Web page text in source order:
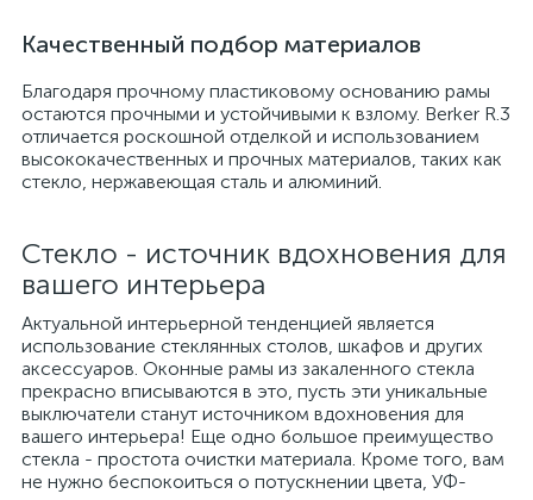
Качественный подбор материалов
Благодаря прочному пластиковому основанию рамы
остаются прочными и устойчивыми к взлому. Berker R.3
отличается роскошной отделкой и использованием
высококачественных и прочных материалов, таких как
стекло, нержавеющая сталь и алюминий.
Стекло - источник вдохновения для
вашего интерьера
Актуальной интерьерной тенденцией является
использование стеклянных столов, шкафов и других
аксессуаров. Оконные рамы из закаленного стекла
прекрасно вписываются в это, пусть эти уникальные
выключатели станут источником вдохновения для
вашего интерьера! Еще одно большое преимущество
стекла - простота очистки материала. Кроме того, вам
не нужно беспокоиться о потускнении цвета, УФ-